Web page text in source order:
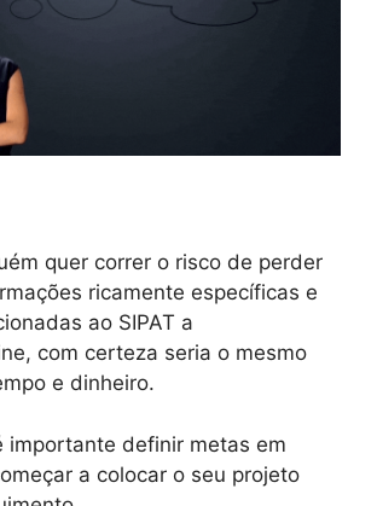
quer correr o risco de perder
ricamente específicas e
ao SIPAT a
com certeza seria o mesmo
e dinheiro.
importante definir metas em
a colocar o seu projeto